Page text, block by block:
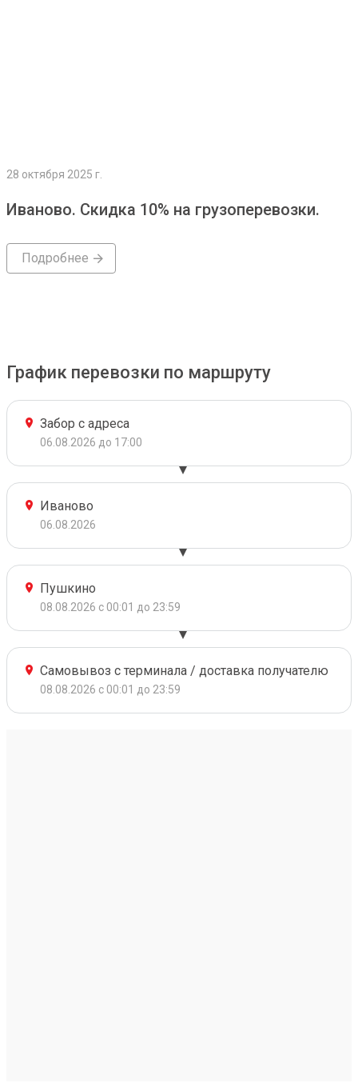
28 октября 2025 г.
Иваново. Скидка 10% на грузоперевозки.
Подробнее
График перевозки по маршруту
Забор с адреса
06.08.2026 до 17:00
Иваново
06.08.2026
Пушкино
08.08.2026 с 00:01 до 23:59
Самовывоз с терминала / доставка получателю
08.08.2026 с 00:01 до 23:59